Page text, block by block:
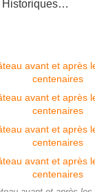
Historiques…